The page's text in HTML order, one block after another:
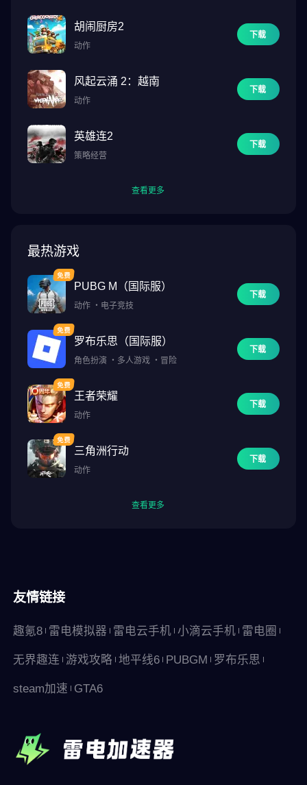
胡闹厨房2
动作
下载
风起云涌 2：越南
动作
下载
英雄连2
策略经营
下载
查看更多
最热游戏
PUBG M（国际服）
动作 ・ 电子竞技
下载
罗布乐思（国际服）
角色扮演 ・ 多人游戏 ・ 冒险
下载
王者荣耀
动作
下载
三角洲行动
动作
下载
查看更多
友情链接
趣氪8 雷电模拟器 雷电云手机 小滴云手机 雷电圈
无界趣连 游戏攻略 地平线6 PUBGM 罗布乐思
steam加速 GTA6